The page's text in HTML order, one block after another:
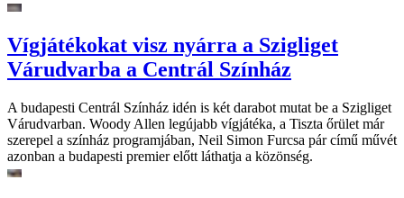
Vígjátékokat visz nyárra a Szigliget
Várudvarba a Centrál Színház
A budapesti Centrál Színház idén is két darabot mutat be a Szigliget
Várudvarban. Woody Allen legújabb vígjátéka, a Tiszta őrület már
szerepel a színház programjában, Neil Simon Furcsa pár című művét
azonban a budapesti premier előtt láthatja a közönség.